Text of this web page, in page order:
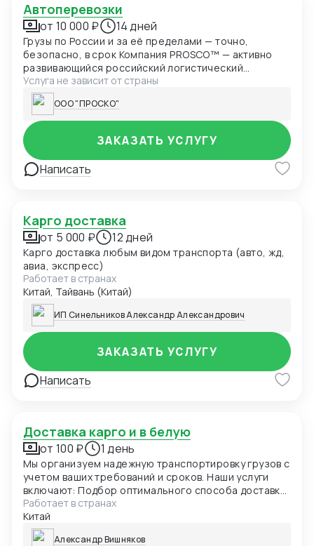
Автоперевозки
от 10 000 ₽ 14 дней
Грузы по России и за её пределами — точно,
безопасно, в срок Компания PROSCO™ — активно
развивающийся российский логистический
оператор, предлагающий профессиональные
автоперевозки по всей территории России и за её
пределами. География доставки охватывает
регионы РФ, Китай, Индию, Юго-Восточную Азию,
Ближний Восток и страны Таможенного Союза. Нам
доверяют более 300 клиентов ежегодно, а объём
грузов, перевезённых собственным транспортом,
превышает 1 200 тонн в год
Услуга не зависит от страны
ООО "ПРОСКО"
Написать
ЗАКАЗАТЬ УСЛУГУ
Карго доставка
от 5 000 ₽ 12 дней
Карго доставка любым видом транспорта (авто, жд,
авиа, экспресс)
Работает в странах
Китай, Тайвань (Китай)
ИП Синельников Александр Александрович
Написать
ЗАКАЗАТЬ УСЛУГУ
Доставка карго и в белую
от 100 ₽ 1 день
Мы организуем надежную транспортировку грузов с
учетом ваших требований и сроков. Наши услуги
включают: Подбор оптимального способа доставки;
Таможенное оформление и сопровождение;
Контроль на всех этапах перевозки; Гибкие условия
под разные типы грузов
Работает в странах
Китай
Александр Вишняков